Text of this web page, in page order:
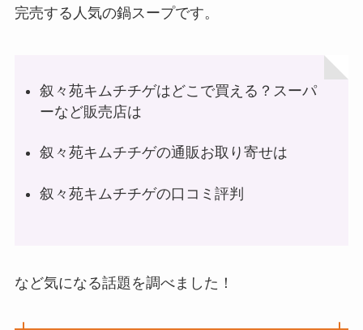
完売する人気の鍋スープです。
叙々苑キムチチゲはどこで買える？スーパ
ーなど販売店は
叙々苑キムチチゲの通販お取り寄せは
叙々苑キムチチゲの口コミ評判
など気になる話題を調べました！